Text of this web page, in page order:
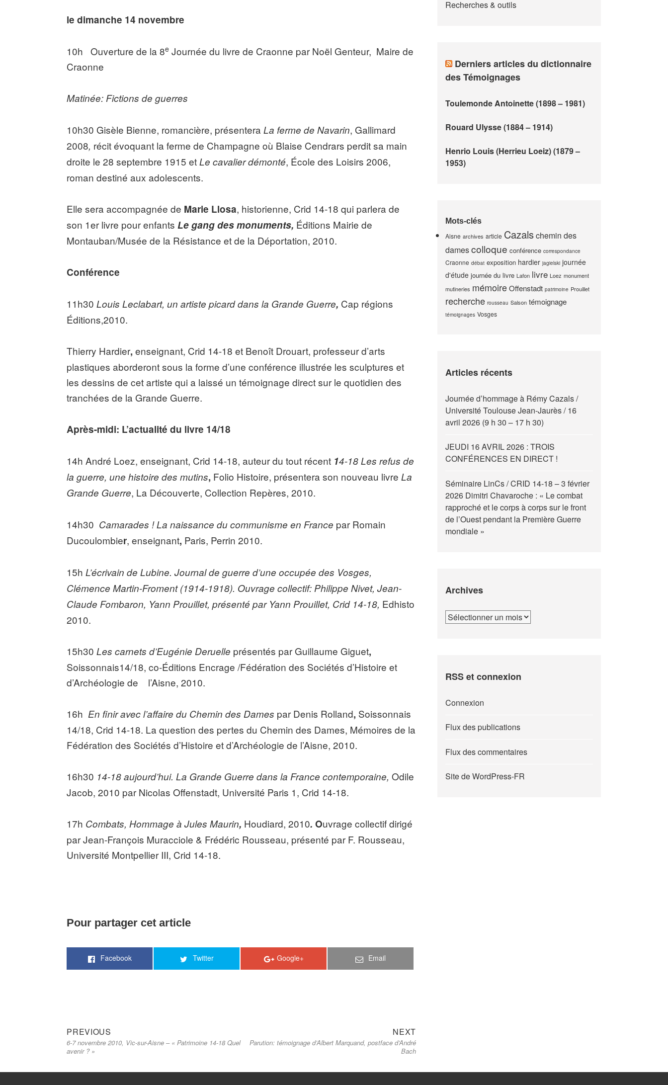
ledimanche 14 novembre
10h Ouverture de la 8e Journée du livre de Craonne par Noël Genteur, Maire de
Craonne
Matinée: Fictions de guerres
10h30 Gisèle Bienne, romancière, présenteraLa ferme de Navarin, Gallimard
2008, récit évoquant la ferme de Champagne où Blaise Cendrars perdit sa main
droite le 28 septembre 1915 etLe cavalier démonté, École des Loisirs 2006,
roman destiné aux adolescents.
Elle sera accompagnée de Marie Llosa, historienne, Crid 14-18 qui parlera de
son 1er livre pour enfants Le gang des monuments, Éditions Mairie de
Montauban/Musée de la Résistance et de la Déportation, 2010.
Conférence
11h30Louis Leclabart, un artiste picard dans la Grande Guerre, Cap régions
Éditions,2010.
Thierry Hardier,enseignant, Crid 14-18 et Benoît Drouart, professeur d’arts
plastiques aborderont sous la forme d’une conférence illustrée les sculptures et
les dessins de cet artiste qui a laissé un témoignage direct sur le quotidien des
tranchées de la Grande Guerre.
Après-midi: L’actualité du livre 14/18
14h André Loez, enseignant, Crid 14-18, auteur du tout récent 14-18 Les refus de
la guerre, une histoire des mutins, Folio Histoire, présentera son nouveau livreLa
Grande Guerre, La Découverte, Collection Repères, 2010.
14h30 Camarades ! La naissance du communisme en France par Romain
Ducoulombier, enseignant, Paris, Perrin 2010.
15hL’écrivain de Lubine. Journal de guerre d’une occupée des Vosges,
Clémence Martin-Froment (1914-1918). Ouvrage collectif: Philippe Nivet, Jean-
Claude Fombaron, Yann Prouillet, présenté par Yann Prouillet, Crid 14-18, Edhisto
2010.
15h30Les carnets d’Eugénie Deruelle présentés par Guillaume Giguet,
Soissonnais14/18, co-Éditions Encrage /Fédération des Sociétés d’Histoire et
d’Archéologie de l’Aisne, 2010.
16h En finir avec l’affaire du Chemin des Dames par Denis Rolland, Soissonnais
14/18, Crid 14-18. La question des pertes du Chemin des Dames, Mémoires de la
Fédération des Sociétés d’Histoire et d’Archéologie de l’Aisne, 2010.
16h30 14-18 aujourd’hui. La Grande Guerre dans la France contemporaine,Odile
Jacob, 2010 par Nicolas Offenstadt, Université Paris 1, Crid 14-18.
17h Combats, Hommage à Jules Maurin, Houdiard, 2010.Ouvrage collectif dirigé
par Jean-François Muracciole & Frédéric Rousseau, présenté par F. Rousseau,
Université Montpellier III, Crid 14-18.
Pour partager cet article
Facebook Twitter Google+ Email
Navigation
de
PREVIOUS
post:
6-7 novembre 2010, Vic-sur-Aisne – « Patrimoine 14-18 Quel
avenir ? »
NEXTNext
post:
Parution: témoignage d’Albert Marquand, postface d’André
Bach
Recherches & outils
Derniers articles du dictionnaire
des Témoignages
Toulemonde Antoinette (1898 – 1981)
Rouard Ulysse (1884 – 1914)
Henrio Louis (Herrieu Loeiz) (1879 –
1953)
Mots-clés
Aisne archives article Cazals chemin des
damescolloque conférence correspondance
Craonne débat exposition hardier jagielski journée
d'étude journée du livre Lafon livre Loez monument
mutineries mémoire Offenstadt patrimoine Prouillet
recherche rousseau Salson témoignage
témoignages Vosges
Articles récents
Journée d’hommage à Rémy Cazals /
Université Toulouse Jean-Jaurès / 16
avril 2026 (9 h 30 – 17 h 30)
JEUDI 16 AVRIL 2026 : TROIS
CONFÉRENCES EN DIRECT !
Séminaire LinCs / CRID 14-18 – 3 février
2026 Dimitri Chavaroche : « Le combat
rapproché et le corps à corps sur le front
de l’Ouest pendant la Première Guerre
mondiale »
Archives
Archives
RSS et connexion
Connexion
Flux des publications
Flux des commentaires
Site de WordPress-FR